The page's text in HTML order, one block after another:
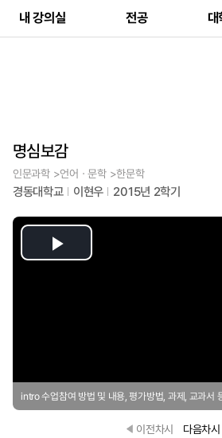
내 강의실 전공
명심보감
인문과학 >언어ㆍ문학 >한문학
경동대학교 이현우 2015년 2학기
Play
intro 수업참여 방법 및 내용, 평가방법, 과제, 교과서
이전차시 다음차시